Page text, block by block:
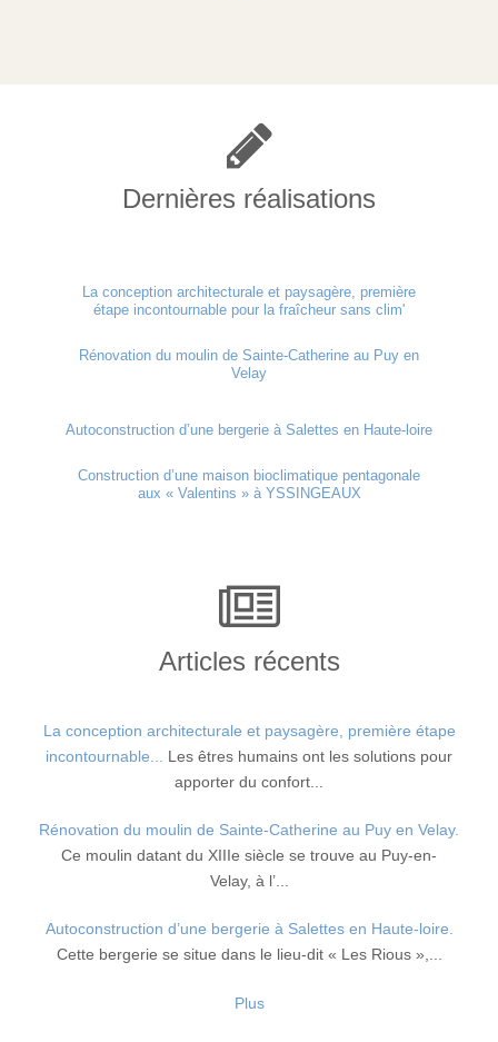
Dernières réalisations
La conception architecturale et paysagère, première
étape incontournable pour la fraîcheur sans clim'
Rénovation du moulin de Sainte-Catherine au Puy en
Velay
Autoconstruction d’une bergerie à Salettes en Haute-loire
Construction d’une maison bioclimatique pentagonale
aux « Valentins » à YSSINGEAUX
Articles récents
La conception architecturale et paysagère, première étape
incontournable...
Les êtres humains ont les solutions pour
apporter du confort...
Rénovation du moulin de Sainte-Catherine au Puy en Velay.
Ce moulin datant du XIIIe siècle se trouve au Puy-en-
Velay, à l’...
Autoconstruction d’une bergerie à Salettes en Haute-loire.
Cette bergerie se situe dans le lieu-dit « Les Rious »,...
Plus